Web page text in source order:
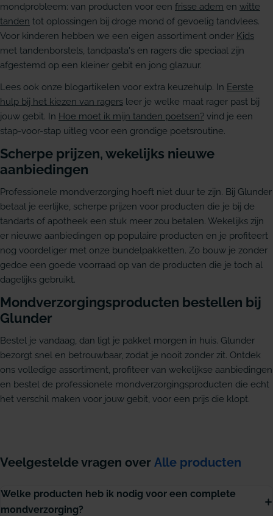
mondprobleem: van producten voor een frisse adem en witte
tanden tot oplossingen bij droge mond of gevoelig tandvlees.
Voor kinderen hebben we een eigen assortiment onder Kids
met tandenborstels, tandpasta's en ragers die speciaal zijn
afgestemd op een kleiner gebit en jong glazuur.
Lees ook onze blogartikelen voor extra keuzehulp. In Eerste
hulp bij het kiezen van ragers leer je welke maat rager past bij
jouw gebit. In Hoe moet ik mijn tanden poetsen? vind je een
stap-voor-stap uitleg voor een grondige poetsroutine.
Scherpe prijzen, wekelijks nieuwe
aanbiedingen
Professionele mondverzorging hoeft niet duur te zijn. Bij Glunder
betaal je eerlijke, scherpe prijzen voor producten die je bij de
tandarts of apotheek een stuk meer zou betalen. Wekelijks zijn
er nieuwe aanbiedingen op populaire producten en je profiteert
nog voordeliger met onze bundelpakketten. Zo bouw je zonder
gedoe een goede voorraad op van de producten die je toch al
dagelijks gebruikt.
Mondverzorgingsproducten bestellen bij
Glunder
Bestel je vandaag, dan ligt je pakket morgen in huis. Glunder
bezorgt snel en betrouwbaar, zodat je nooit zonder zit. Ontdek
ons volledige assortiment, profiteer van wekelijkse aanbiedingen
en bestel de professionele mondverzorgingsproducten die echt
het verschil maken voor jouw gebit, voor een prijs die klopt.
Veelgestelde vragen over Alle producten
Welke producten heb ik nodig voor een complete
mondverzorging?